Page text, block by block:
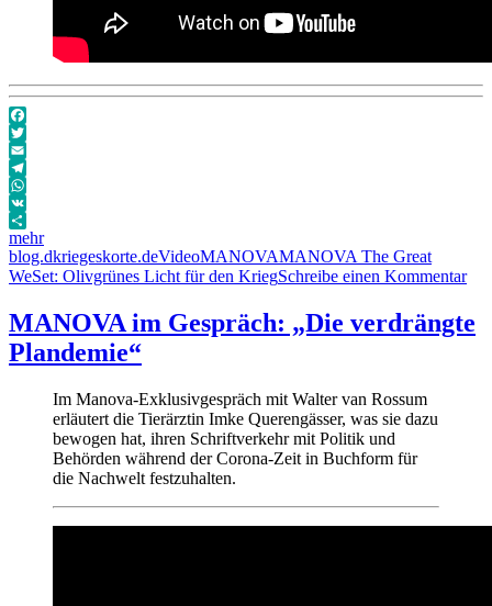
Facebook
Twitter
Email
Telegram
WhatsApp
VK
mehr
Autor
blog.dkriegeskorte.deVeröffentlicht
am
Format
VideoKategorien
MANOVASchlagwörter
MANOVA The Great
WeSet: Olivgrünes Licht für den KriegSchreibe einen Kommentarzu
MANOVA im Gespräch: „Die verdrängte
Plandemie“
Im Manova-Exklusivgespräch mit Walter van Rossum
erläutert die Tierärztin Imke Querengässer, was sie dazu
bewogen hat, ihren Schriftverkehr mit Politik und
Behörden während der Corona-Zeit in Buchform für
die Nachwelt festzuhalten.